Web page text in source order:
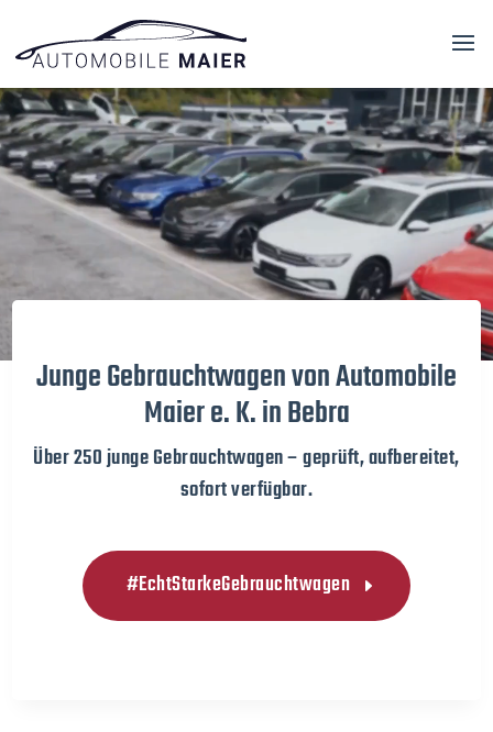
Video-
Player
Junge Gebrauchtwagen von Automobile
Maier e. K. in Bebra
Über 250 junge Gebrauchtwagen – geprüft, aufbereitet,
sofort verfügbar.
#EchtStarkeGebrauchtwagen